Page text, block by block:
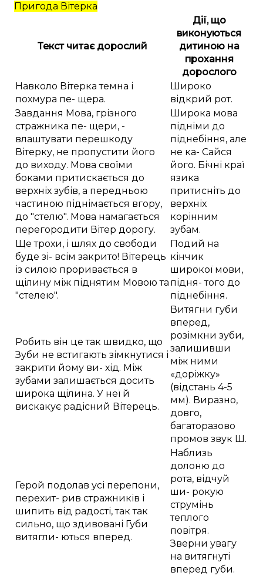
Пригода Вітерка
Текст читає дорослий
Дії, що
виконуються
дитиною на
прохання
дорослого
Навколо Вітерка темна і
похмура пе- щера.
Широко
відкрий рот.
Завдання Мова, грізного
стражника пе- щери, -
влаштувати перешкоду
Вітерку, не пропустити його
до виходу. Мова своїми
боками притискається до
верхніх зубів, а передньою
частиною піднімається вгору,
до "стелю". Мова намагається
перегородити Вітер дорогу.
Широка мова
підніми до
піднебіння, але
не ка- Сайся
його. Бічні краї
язика
притисніть до
верхніх
корінним
зубам.
Ще трохи, і шлях до свободи
буде зі- всім закрито! Вітерець
із силою проривається в
щілину між піднятим Мовою та
"стелею".
Подий на
кінчик
широкої мови,
підня- того до
піднебіння.
Робить він це так швидко, що
Зуби не встигають зімкнутися і
закрити йому ви- хід. Між
зубами залишається досить
широка щілина. У неї й
вискакує радісний Вітерець.
Витягни губи
вперед,
розімкни зуби,
залишивши
між ними
«доріжку»
(відстань 4-5
мм). Виразно,
довго,
багаторазово
промов звук Ш.
Герой подолав усі перепони,
перехит- рив стражників і
шипить від радості, так так
сильно, що здивовані Губи
витягли- ються вперед.
Наблизь
долоню до
рота, відчуй
ши- рокую
струмінь
теплого
повітря.
Зверни увагу
на витягнуті
вперед губи.